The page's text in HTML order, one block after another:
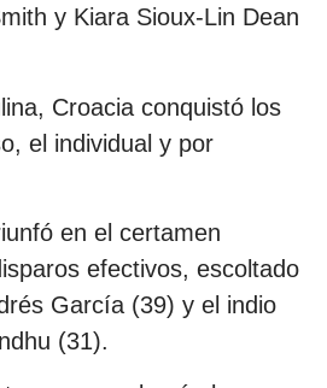
y Kiara Sioux-Lin Dean
Croacia conquistó los
el individual y por
en el certamen
efectivos, escoltado
García (39) y el indio
(31).